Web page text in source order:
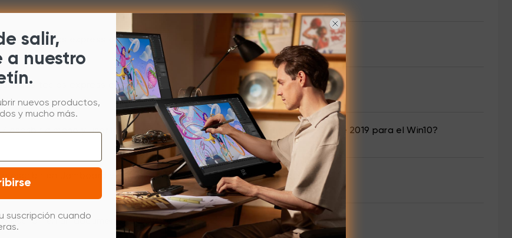
las teclas express en Windows?
las teclas express en Mac?
/ escribir a mano y usar la función de Transformación Matemática en Office 2019 para el Win10?
o escribir en Jamboard y Microsoft Whiteboard para Windows / Mac?
o escribir en un documento de Office para Mac?
salir,
a nuestro
nuevos productos,
y mucho más.
suscripción cuando